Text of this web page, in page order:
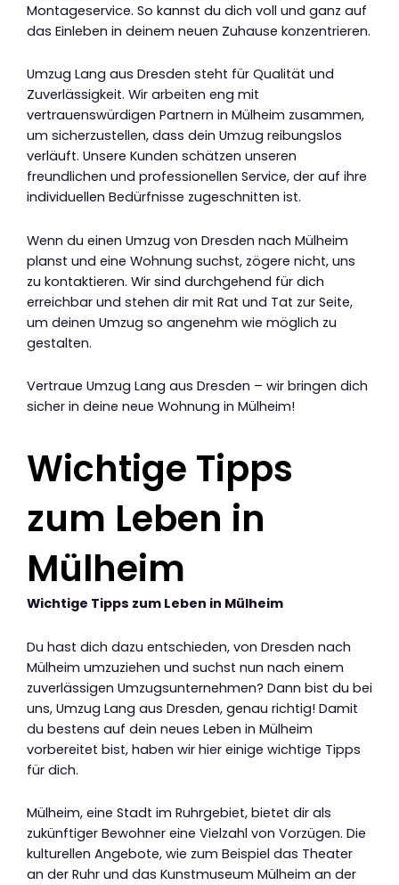
Montageservice. So kannst du dich voll und ganz auf
das Einleben in deinem neuen Zuhause konzentrieren.
Umzug Lang aus Dresden steht für Qualität und
Zuverlässigkeit. Wir arbeiten eng mit
vertrauenswürdigen Partnern in Mülheim zusammen,
um sicherzustellen, dass dein Umzug reibungslos
verläuft. Unsere Kunden schätzen unseren
freundlichen und professionellen Service, der auf ihre
individuellen Bedürfnisse zugeschnitten ist.
Wenn du einen Umzug von Dresden nach Mülheim
planst und eine Wohnung suchst, zögere nicht, uns
zu kontaktieren. Wir sind durchgehend für dich
erreichbar und stehen dir mit Rat und Tat zur Seite,
um deinen Umzug so angenehm wie möglich zu
gestalten.
Vertraue Umzug Lang aus Dresden – wir bringen dich
sicher in deine neue Wohnung in Mülheim!
Wichtige Tipps
zum Leben in
Mülheim
Wichtige Tipps zum Leben in Mülheim
Du hast dich dazu entschieden, von Dresden nach
Mülheim umzuziehen und suchst nun nach einem
zuverlässigen Umzugsunternehmen? Dann bist du bei
uns, Umzug Lang aus Dresden, genau richtig! Damit
du bestens auf dein neues Leben in Mülheim
vorbereitet bist, haben wir hier einige wichtige Tipps
für dich.
Mülheim, eine Stadt im Ruhrgebiet, bietet dir als
zukünftiger Bewohner eine Vielzahl von Vorzügen. Die
kulturellen Angebote, wie zum Beispiel das Theater
an der Ruhr und das Kunstmuseum Mülheim an der